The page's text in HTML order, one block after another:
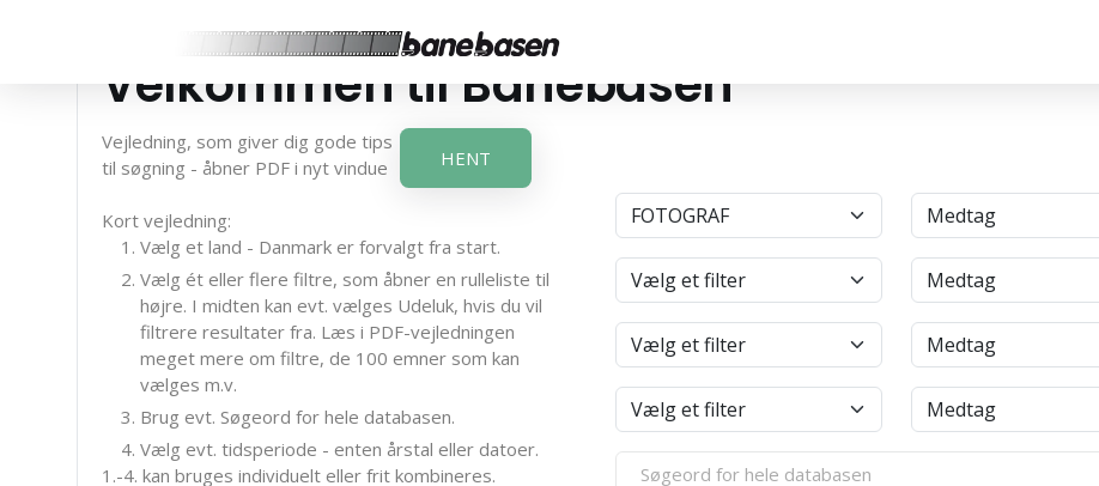
Velkommen til Banebasen
Vejledning, som giver dig gode tips
til søgning - åbner PDF i nyt vindue
HENT
Kort vejledning:
Vælg et land - Danmark er forvalgt fra start.
Vælg ét eller flere filtre, som åbner en rulleliste til
højre. I midten kan evt. vælges Udeluk, hvis du vil
filtrere resultater fra. Læs i PDF-vejledningen
meget mere om filtre, de 100 emner som kan
vælges m.v.
Brug evt. Søgeord for hele databasen.
Vælg evt. tidsperiode - enten årstal eller datoer.
1.-4. kan bruges individuelt eller frit kombineres.